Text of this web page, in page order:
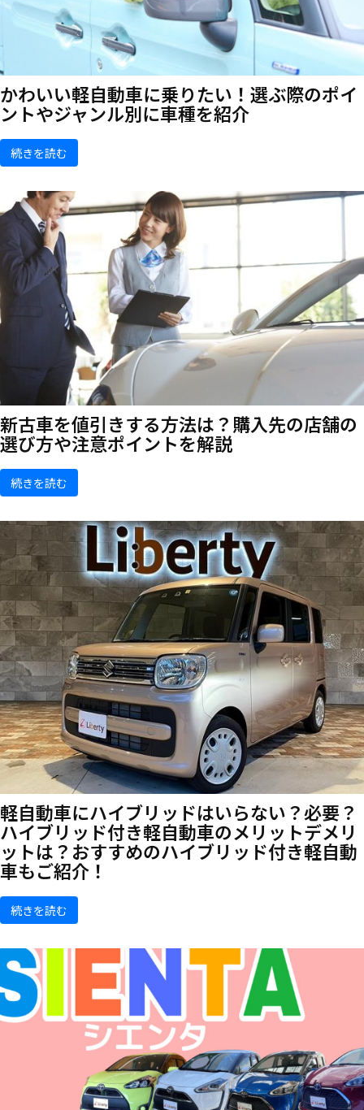
かわいい軽自動車に乗りたい！選ぶ際のポイ
ントやジャンル別に車種を紹介
続きを読む
新古車を値引きする方法は？購入先の店舗の
選び方や注意ポイントを解説
続きを読む
軽自動車にハイブリッドはいらない？必要？
ハイブリッド付き軽自動車のメリットデメリ
ットは？おすすめのハイブリッド付き軽自動
車もご紹介！
続きを読む